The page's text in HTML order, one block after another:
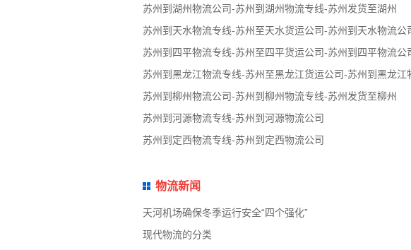
苏州到湖州物流公司-苏州到湖州物流专线-苏州发货至湖州
苏州到天水物流专线-苏州至天水货运公司-苏州到天水物流公
苏州到四平物流专线-苏州至四平货运公司-苏州到四平物流公
苏州到黑龙江物流专线-苏州至黑龙江货运公司-苏州到黑龙江
苏州到柳州物流公司-苏州到柳州物流专线-苏州发货至柳州
苏州到河源物流专线-苏州到河源物流公司
苏州到定西物流专线-苏州到定西物流公司
物流新闻
天河机场确保冬季运行安全“四个强化”
现代物流的分类